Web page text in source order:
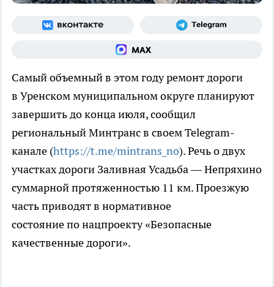
Самый объемный в этом году ремонт дороги
в Уренском муниципальном округе планируют
завершить до конца июля, сообщил
региональный Минтранс в своем Telegram-
канале (https://t.me/mintrans_no). Речь о двух
участках дороги Заливная Усадьба — Непряхино
суммарной протяженностью 11 км. Проезжую
часть приводят в нормативное
состояние по нацпроекту «Безопасные
качественные дороги».